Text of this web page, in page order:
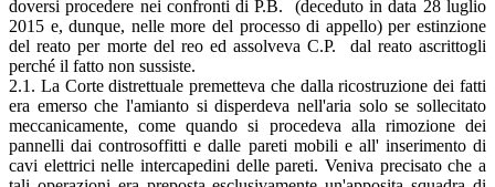
doversi procedere nei confronti di P.B. (deceduto in data 28 luglio
2015 e, dunque, nelle more del processo di appello) per estinzione
del reato per morte del reo ed assolveva C.P. dal reato ascrittogli
perché il fatto non sussiste.
2.1. La Corte distrettuale premetteva che dalla ricostruzione dei fatti
era emerso che l'amianto si disperdeva nell'aria solo se sollecitato
meccanicamente, come quando si procedeva alla rimozione dei
pannelli dai controsoffitti e dalle pareti mobili e all' inserimento di
cavi elettrici nelle intercapedini delle pareti. Veniva precisato che a